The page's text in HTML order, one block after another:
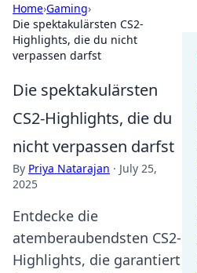
Home›Gaming›
Die spektakulärsten CS2-
Highlights, die du nicht
verpassen darfst
Die spektakulärsten
CS2-Highlights, die du
nicht verpassen darfst
By Priya Natarajan · July 25,
2025
Entdecke die
atemberaubendsten CS2-
Highlights, die garantiert